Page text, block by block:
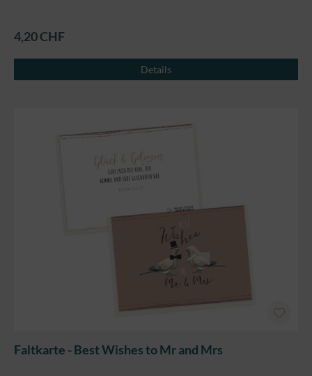
4,20 CHF
Details
Faltkarte - Best Wishes to Mr and Mrs